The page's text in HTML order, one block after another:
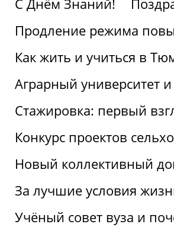
С Днём Знаний!
Продление режима
Как жить и учиться в
Аграрный университет
Стажировка: первый
Конкурс проектов
Новый коллективный
За лучшие условия
Учёный совет вуза и